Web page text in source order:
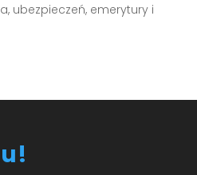
ubezpieczeń, emerytury i